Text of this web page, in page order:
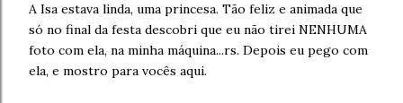
A Isa estava linda, uma princesa. Tão feliz e animada que
só no final da festa descobri que eu não tirei NENHUMA
foto com ela, na minha máquina...rs. Depois eu pego com
ela, e mostro para vocês aqui.